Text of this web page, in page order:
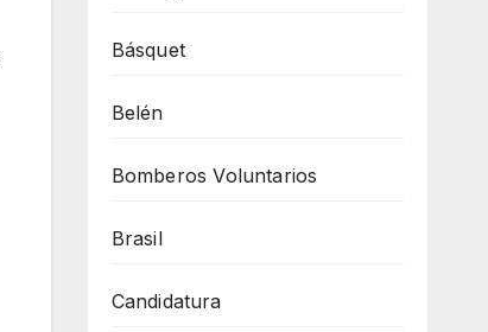
Básquet
Belén
Bomberos Voluntarios
Brasil
Candidatura